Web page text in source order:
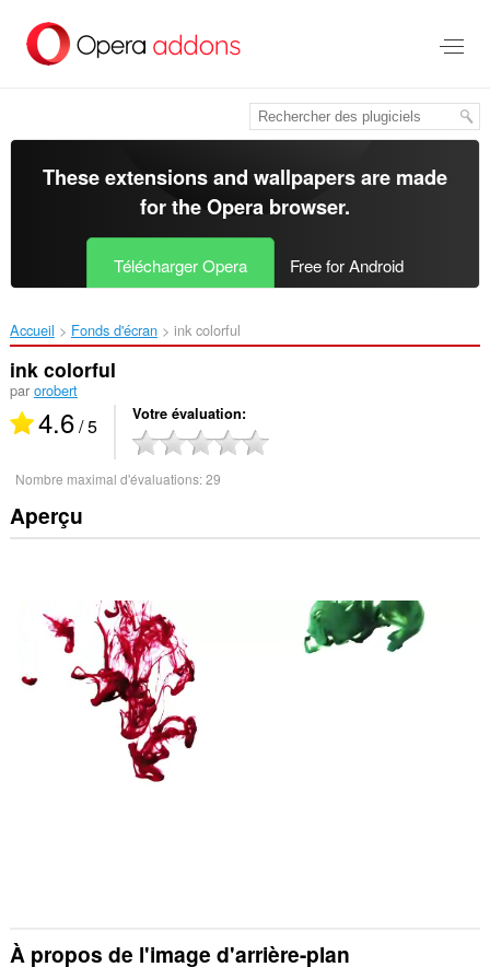
contenu
These extensions and wallpapers are made
for theOpera browser.
Télécharger Opera Free for Android
Accueil Fonds d'écran ink colorful‎
ink colorful
par orobert
4.6/ 5 Votre évaluation
Nombre maximal d'évaluations:29
Aperçu
À propos de l'image d'arrière-plan